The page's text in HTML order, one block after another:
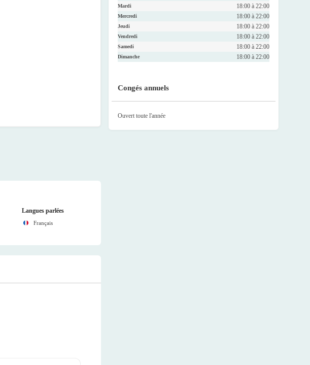
Langues parlées
Français
Mardi
18:00 à 22:00
Mercredi 18:00 à 22:00
Jeudi 18:00 à 22:00
Vendredi 18:00 à 22:00
Samedi 18:00 à 22:00
Dimanche 18:00 à 22:00
Congés annuels
Ouvert toute l'année